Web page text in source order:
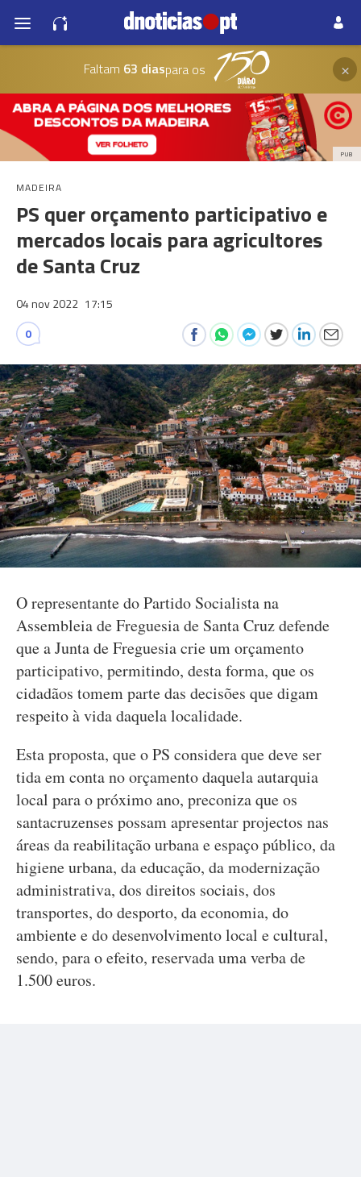
Faltam 63 diaspara os ×
PUB
MADEIRA
PS quer orçamento participativo e
mercados locais para agricultores
de Santa Cruz
04 nov 2022 17:15
0
O representante do Partido Socialista na
Assembleia de Freguesia de Santa Cruz defende
que a Junta de Freguesia crie um orçamento
participativo, permitindo, desta forma, que os
cidadãos tomem parte das decisões que digam
respeito à vida daquela localidade.
Esta proposta, que o PS considera que deve ser
tida em conta no orçamento daquela autarquia
local para o próximo ano, preconiza que os
santacruzenses possam apresentar projectos nas
áreas da reabilitação urbana e espaço público, da
higiene urbana, da educação, da modernização
administrativa, dos direitos sociais, dos
transportes, do desporto, da economia, do
ambiente e do desenvolvimento local e cultural,
sendo, para o efeito, reservada uma verba de
1.500 euros.